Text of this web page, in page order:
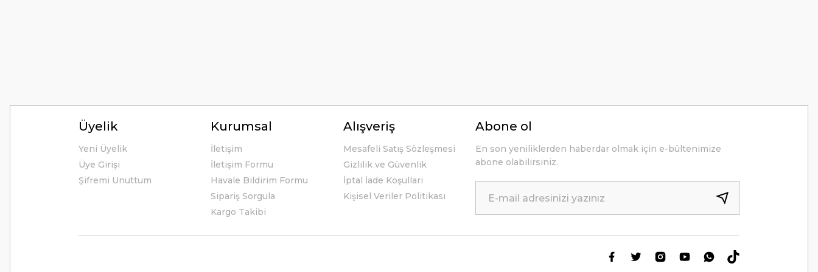
Kesinlikle Hem Ürünü hem de firmayı tavsiye ederim. Gayet ilgili ve açıklayıcı bir şekilde benimle
Teşekkürler ilgi alaka süper.
Üyelik
Yeni Üyelik
Üye Girişi
Şifremi Unuttum
Kurumsal
İletişim
İletişim Formu
Havale Bildirim Formu
Sipariş Sorgula
Kargo Takibi
Alışveriş
Mesafeli Satış Sözleşmesi
Gizlilik ve Güvenlik
İptal İade Koşullari
Kişisel Veriler Politikası
Abone ol
En son yeniliklerden haberdar olmak için e-bültenimize
abone olabilirsiniz.